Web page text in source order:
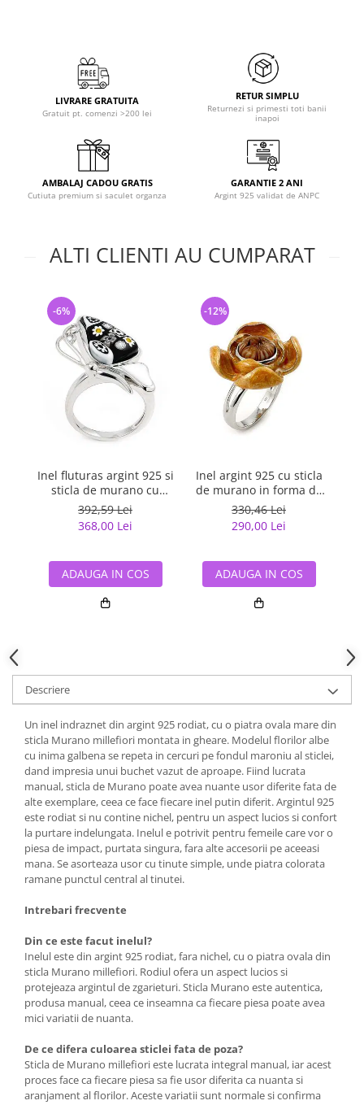
LIVRARE GRATUITA
Gratuit pt. comenzi >200 lei
RETUR SIMPLU
Returnezi si primesti toti banii
inapoi
AMBALAJ CADOU GRATIS
Cutiuta premium si saculet organza
GARANTIE 2 ANI
Argint 925 validat de ANPC
ALTI CLIENTI AU CUMPARAT
Inel fluturas argint 925 si
sticla de murano cu
margarete
392,59 Lei
368,00 Lei
-6%
ADAUGA IN COS
Inel argint 925 cu sticla
de murano in forma de
floare
330,46 Lei
290,00 Lei
-12%
ADAUGA IN COS
Descriere
Un inel indraznet din argint 925 rodiat, cu o piatra ovala mare din
sticla Murano millefiori montata in gheare. Modelul florilor albe
cu inima galbena se repeta in cercuri pe fondul maroniu al sticlei,
dand impresia unui buchet vazut de aproape. Fiind lucrata
manual, sticla de Murano poate avea nuante usor diferite fata de
alte exemplare, ceea ce face fiecare inel putin diferit. Argintul 925
este rodiat si nu contine nichel, pentru un aspect lucios si confort
la purtare indelungata. Inelul e potrivit pentru femeile care vor o
piesa de impact, purtata singura, fara alte accesorii pe aceeasi
mana. Se asorteaza usor cu tinute simple, unde piatra colorata
ramane punctul central al tinutei.
Intrebari frecvente
Din ce este facut inelul?
Inelul este din argint 925 rodiat, fara nichel, cu o piatra ovala din
sticla Murano millefiori. Rodiul ofera un aspect lucios si
protejeaza argintul de zgarieturi. Sticla Murano este autentica,
produsa manual, ceea ce inseamna ca fiecare piesa poate avea
mici variatii de nuanta.
De ce difera culoarea sticlei fata de poza?
Sticla de Murano millefiori este lucrata integral manual, iar acest
proces face ca fiecare piesa sa fie usor diferita ca nuanta si
aranjament al florilor. Aceste variatii sunt normale si confirma